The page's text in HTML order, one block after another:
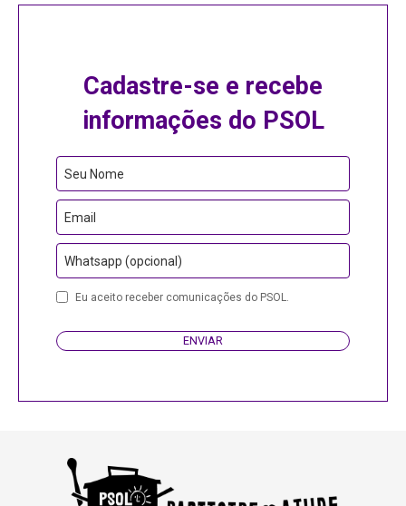
Cadastre-se e recebe
informações do PSOL
Website
URL
Seu Nome
Email
Whatsapp (opcional)
Eu aceito receber comunicações do PSOL.
ENVIAR